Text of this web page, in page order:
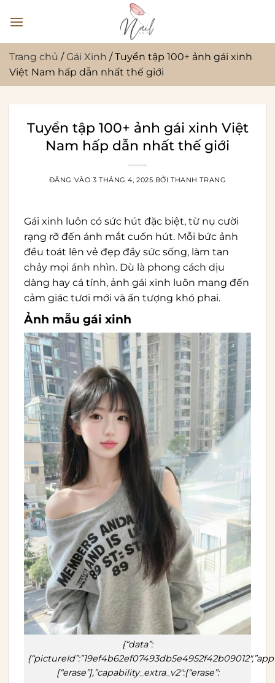
qua
dung
Trang chủ /Gái Xinh /Tuyển tập 100+ ảnh gái xinh
Việt Nam hấp dẫn nhất thế giới
Tuyển tập 100+ ảnh gái xinh Việt
Nam hấp dẫn nhất thế giới
ĐĂNG VÀO 3 THÁNG 4, 2025 BỞITHANH TRANG
Gái xinh luôn có sức hút đặc biệt, từ nụ cười
rạng rỡ đến ánh mắt cuốn hút. Mỗi bức ảnh
đều toát lên vẻ đẹp đầy sức sống, làm tan
chảy mọi ánh nhìn. Dù là phong cách dịu
dàng hay cá tính, ảnh gái xinh luôn mang đến
cảm giác tươi mới và ấn tượng khó phai.
Ảnh mẫu gái xinh
{“data”:
[“erase”],”capability_extra_v2″:{“erase”: